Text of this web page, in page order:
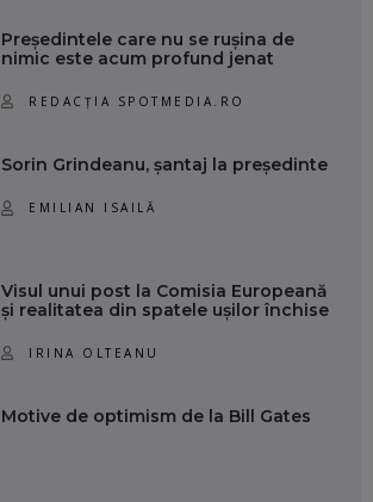
Președintele care nu se rușina de
nimic este acum profund jenat
REDACȚIA SPOTMEDIA.RO
Sorin Grindeanu, șantaj la președinte
EMILIAN ISAILĂ
Visul unui post la Comisia Europeană
și realitatea din spatele ușilor închise
IRINA OLTEANU
Motive de optimism de la Bill Gates